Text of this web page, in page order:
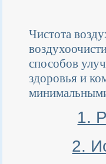
Чистота
способов
здоровья и
1.
2.